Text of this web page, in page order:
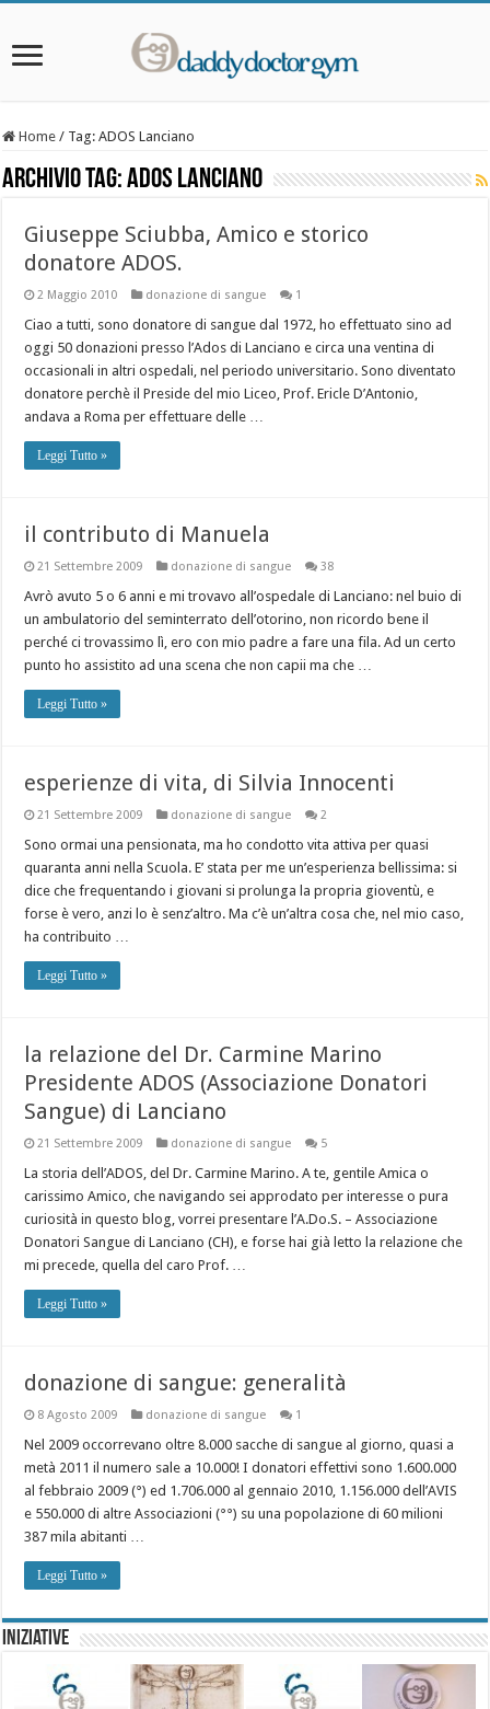
Home / Tag:ADOS Lanciano
Archivio Tag:ADOS Lanciano
Giuseppe Sciubba, Amico e storico
donatore ADOS.
2 Maggio 2010 donazione di sangue 1
Ciao a tutti, sono donatore di sangue dal 1972, ho effettuato sino ad
oggi 50 donazioni presso l’Ados di Lanciano e circa una ventina di
occasionali in altri ospedali, nel periodo universitario. Sono diventato
donatore perchè il Preside del mio Liceo, Prof. Ericle D’Antonio,
andava a Roma per effettuare delle …
Leggi Tutto »
il contributo di Manuela
21 Settembre 2009 donazione di sangue 38
Avrò avuto 5 o 6 anni e mi trovavo all’ospedale di Lanciano: nel buio di
un ambulatorio del seminterrato dell’otorino, non ricordo bene il
perché ci trovassimo lì, ero con mio padre a fare una fila. Ad un certo
punto ho assistito ad una scena che non capii ma che …
Leggi Tutto »
esperienze di vita, di Silvia Innocenti
21 Settembre 2009 donazione di sangue 2
Sono ormai una pensionata, ma ho condotto vita attiva per quasi
quaranta anni nella Scuola. E’ stata per me un’esperienza bellissima: si
dice che frequentando i giovani si prolunga la propria gioventù, e
forse è vero, anzi lo è senz’altro. Ma c’è un’altra cosa che, nel mio caso,
ha contribuito …
Leggi Tutto »
la relazione del Dr. Carmine Marino
Presidente ADOS (Associazione Donatori
Sangue) di Lanciano
21 Settembre 2009 donazione di sangue 5
La storia dell’ADOS, del Dr. Carmine Marino. A te, gentile Amica o
carissimo Amico, che navigando sei approdato per interesse o pura
curiosità in questo blog, vorrei presentare l’A.Do.S. – Associazione
Donatori Sangue di Lanciano (CH), e forse hai già letto la relazione che
mi precede, quella del caro Prof. …
Leggi Tutto »
donazione di sangue: generalità
8 Agosto 2009 donazione di sangue 1
Nel 2009 occorrevano oltre 8.000 sacche di sangue al giorno, quasi a
metà 2011 il numero sale a 10.000! I donatori effettivi sono 1.600.000
al febbraio 2009 (°) ed 1.706.000 al gennaio 2010, 1.156.000 dell’AVIS
e 550.000 di altre Associazioni (°°) su una popolazione di 60 milioni
387 mila abitanti …
Leggi Tutto »
Iniziative